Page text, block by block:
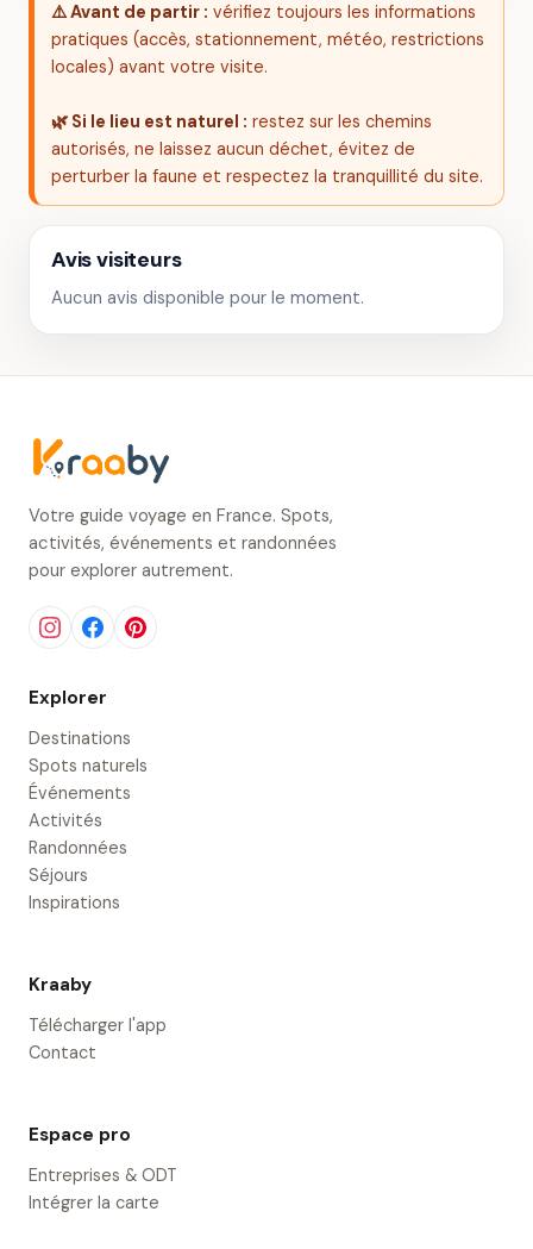
⚠️ Avant de partir : vérifiez toujours les informations
pratiques (accès, stationnement, météo, restrictions
locales) avant votre visite.
🌿 Si le lieu est naturel : restez sur les chemins
autorisés, ne laissez aucun déchet, évitez de
perturber la faune et respectez la tranquillité du site.
Avis visiteurs
Aucun avis disponible pour le moment.
Votre guide voyage en France. Spots,
activités, événements et randonnées
pour explorer autrement.
Explorer
Destinations
Spots naturels
Événements
Activités
Randonnées
Séjours
Inspirations
Kraaby
Télécharger l'app
Contact
Espace pro
Entreprises & ODT
Intégrer la carte